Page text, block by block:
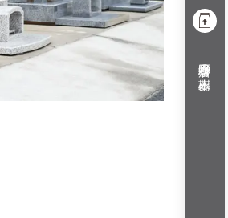
小野石材店の樹木葬